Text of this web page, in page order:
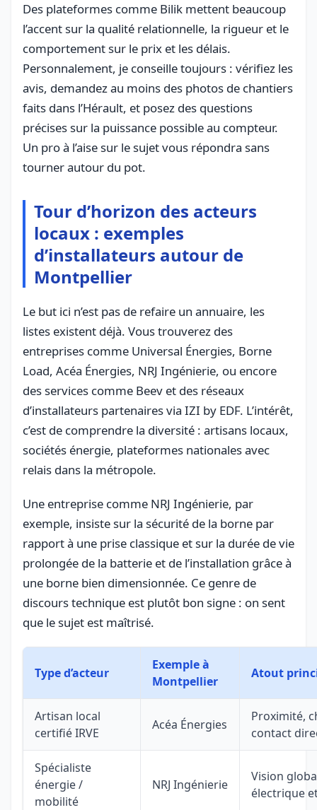
Des plateformes comme Bilik mettent beaucoup
l’accent sur la qualité relationnelle, la rigueur et le
comportement sur le prix et les délais.
Personnalement, je conseille toujours : vérifiez les
avis, demandez au moins des photos de chantiers
faits dans l’Hérault, et posez des questions
précises sur la puissance possible au compteur.
Un pro à l’aise sur le sujet vous répondra sans
tourner autour du pot.
Tour d’horizon des acteurs
locaux : exemples
d’installateurs autour de
Montpellier
Le but ici n’est pas de refaire un annuaire, les
listes existent déjà. Vous trouverez des
entreprises comme Universal Énergies, Borne
Load, Acéa Énergies, NRJ Ingénierie, ou encore
des services comme Beev et des réseaux
d’installateurs partenaires via IZI by EDF. L’intérêt,
c’est de comprendre la diversité : artisans locaux,
sociétés énergie, plateformes nationales avec
relais dans la métropole.
Une entreprise comme NRJ Ingénierie, par
exemple, insiste sur la sécurité de la borne par
rapport à une prise classique et sur la durée de vie
prolongée de la batterie et de l’installation grâce à
une borne bien dimensionnée. Ce genre de
discours technique est plutôt bon signe : on sent
que le sujet est maîtrisé.
Type d’acteur
Exemple à
Montpellier
Atout
Artisan local
certifié IRVE
Acéa Énergies
Proximité,
contact
Spécialiste
énergie /
mobilité
NRJ Ingénierie
Vision
électrique